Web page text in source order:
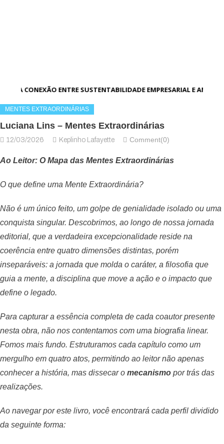
A CONEXÃO ENTRE SUSTENTABILIDADE EMPRESARIAL E
MENTES EXTRAORDINÁRIAS
Luciana Lins – Mentes Extraordinárias
12/03/2026 Keplinho Lafayette Comment(0)
Ao Leitor: O Mapa das Mentes Extraordinárias
O que define uma Mente Extraordinária?
Não é um único feito, um golpe de genialidade isolado ou uma
conquista singular. Descobrimos, ao longo de nossa jornada
editorial, que a verdadeira excepcionalidade reside na
coerência entre quatro dimensões distintas, porém
inseparáveis: a jornada que molda o caráter, a filosofia que
guia a mente, a disciplina que move a ação e o impacto que
define o legado.
Para capturar a essência completa de cada coautor presente
nesta obra, não nos contentamos com uma biografia linear.
Fomos mais fundo. Estruturamos cada capítulo como um
mergulho em quatro atos, permitindo ao leitor não apenas
conhecer a história, mas dissecar o mecanismo por trás das
realizações.
Ao navegar por este livro, você encontrará cada perfil dividido
da seguinte forma: